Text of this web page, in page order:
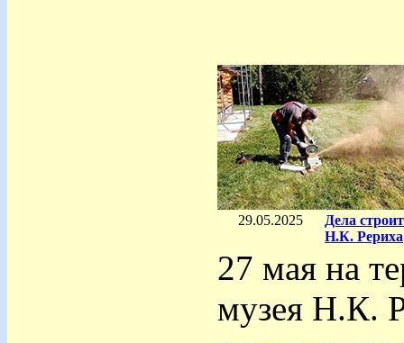
29.05.2025
Дела
Н.К. Рериха
27 мая на
музея Н.К.